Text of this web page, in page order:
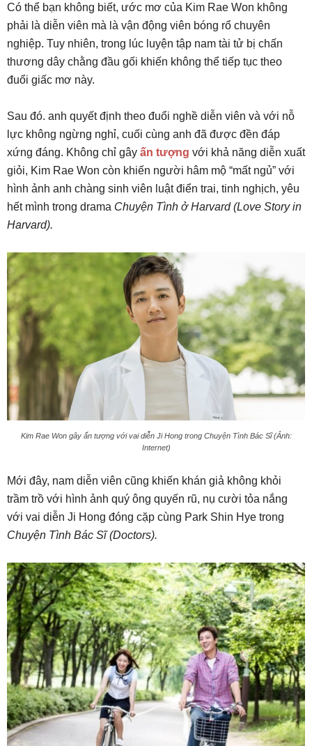
Có thể bạn không biết, ước mơ của Kim Rae Won không
phải là diễn viên mà là vận động viên bóng rổ chuyên
nghiệp. Tuy nhiên, trong lúc luyện tập nam tài tử bị chấn
thương dây chằng đầu gối khiến không thể tiếp tục theo
đuổi giấc mơ này.
Sau đó. anh quyết định theo đuổi nghề diễn viên và với nỗ
lực không ngừng nghỉ, cuối cùng anh đã được đền đáp
xứng đáng. Không chỉ gây ấn tượng với khả năng diễn xuất
giỏi, Kim Rae Won còn khiến người hâm mộ “mất ngủ” với
hình ảnh anh chàng sinh viên luật điển trai, tinh nghịch, yêu
hết mình trong drama Chuyện Tình ở Harvard (Love Story in
Harvard).
Kim Rae Won gây ấn tượng với vai diễn Ji Hong trong Chuyện Tình Bác Sĩ (Ảnh:
Internet)
Mới đây, nam diễn viên cũng khiến khán giả không khỏi
trầm trồ với hình ảnh quý ông quyến rũ, nụ cười tỏa nắng
với vai diễn Ji Hong đóng cặp cùng Park Shin Hye trong
Chuyện Tình Bác Sĩ (Doctors).